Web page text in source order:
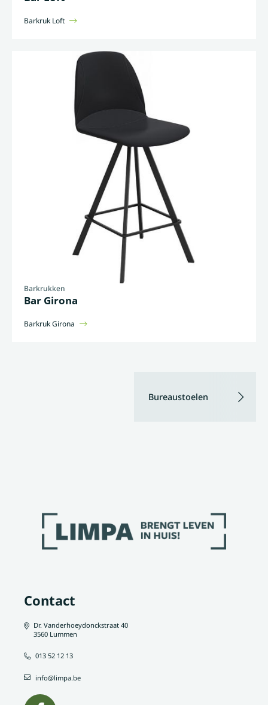
Barkruk Loft
Barkrukken
Bar Girona
Barkruk Girona
Bureaustoelen
Contact
Dr. Vanderhoeydonckstraat 40
3560 Lummen
013 52 12 13
info@limpa.be